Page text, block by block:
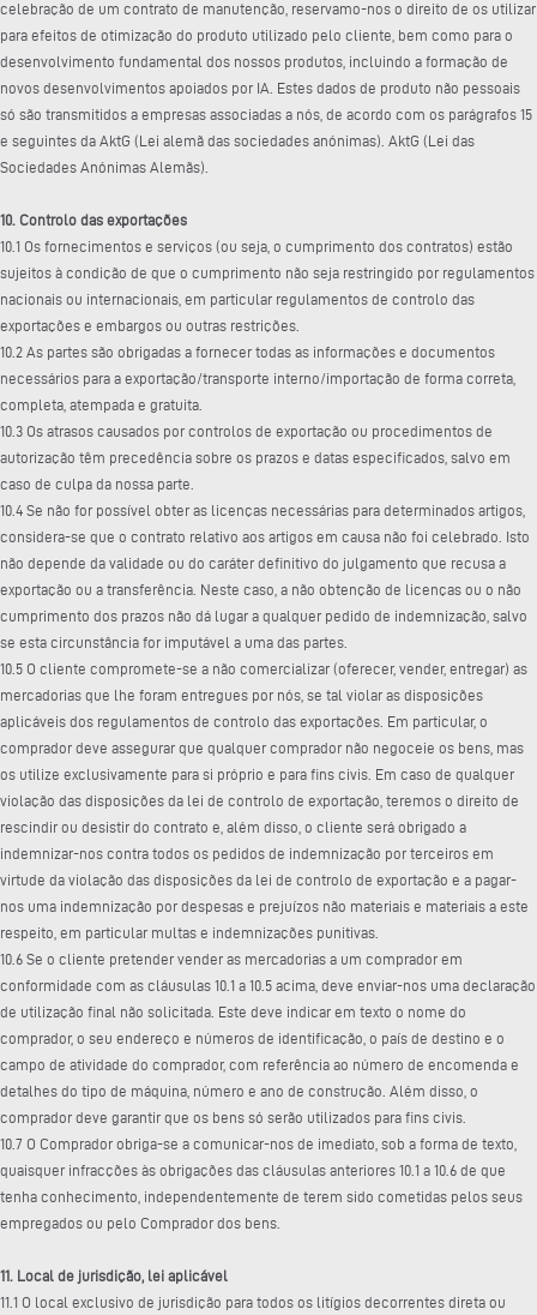
celebração de um contrato de manutenção, reservamo-nos o direito de os utilizar
para efeitos de otimização do produto utilizado pelo cliente, bem como para o
desenvolvimento fundamental dos nossos produtos, incluindo a formação de
novos desenvolvimentos apoiados por IA. Estes dados de produto não pessoais
só são transmitidos a empresas associadas a nós, de acordo com os parágrafos 15
e seguintes da AktG (Lei alemã das sociedades anónimas). AktG (Lei das
Sociedades Anónimas Alemãs).
10. Controlo das exportações
10.1 Os fornecimentos e serviços (ou seja, o cumprimento dos contratos) estão
sujeitos à condição de que o cumprimento não seja restringido por regulamentos
nacionais ou internacionais, em particular regulamentos de controlo das
exportações e embargos ou outras restrições.
10.2 As partes são obrigadas a fornecer todas as informações e documentos
necessários para a exportação/transporte interno/importação de forma correta,
completa, atempada e gratuita.
10.3 Os atrasos causados por controlos de exportação ou procedimentos de
autorização têm precedência sobre os prazos e datas especificados, salvo em
caso de culpa da nossa parte.
10.4 Se não for possível obter as licenças necessárias para determinados artigos,
considera-se que o contrato relativo aos artigos em causa não foi celebrado. Isto
não depende da validade ou do caráter definitivo do julgamento que recusa a
exportação ou a transferência. Neste caso, a não obtenção de licenças ou o não
cumprimento dos prazos não dá lugar a qualquer pedido de indemnização, salvo
se esta circunstância for imputável a uma das partes.
10.5 O cliente compromete-se a não comercializar (oferecer, vender, entregar) as
mercadorias que lhe foram entregues por nós, se tal violar as disposições
aplicáveis dos regulamentos de controlo das exportações. Em particular, o
comprador deve assegurar que qualquer comprador não negoceie os bens, mas
os utilize exclusivamente para si próprio e para fins civis. Em caso de qualquer
violação das disposições da lei de controlo de exportação, teremos o direito de
rescindir ou desistir do contrato e, além disso, o cliente será obrigado a
indemnizar-nos contra todos os pedidos de indemnização por terceiros em
virtude da violação das disposições da lei de controlo de exportação e a pagar-
nos uma indemnização por despesas e prejuízos não materiais e materiais a este
respeito, em particular multas e indemnizações punitivas.
10.6 Se o cliente pretender vender as mercadorias a um comprador em
conformidade com as cláusulas 10.1 a 10.5 acima, deve enviar-nos uma declaração
de utilização final não solicitada. Este deve indicar em texto o nome do
comprador, o seu endereço e números de identificação, o país de destino e o
campo de atividade do comprador, com referência ao número de encomenda e
detalhes do tipo de máquina, número e ano de construção. Além disso, o
comprador deve garantir que os bens só serão utilizados para fins civis.
10.7 O Comprador obriga-se a comunicar-nos de imediato, sob a forma de texto,
quaisquer infracções às obrigações das cláusulas anteriores 10.1 a 10.6 de que
tenha conhecimento, independentemente de terem sido cometidas pelos seus
empregados ou pelo Comprador dos bens.
11. Local de jurisdição, lei aplicável
11.1 O local exclusivo de jurisdição para todos os litígios decorrentes direta ou